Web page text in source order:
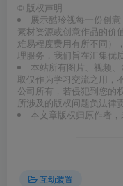
© 版权声明
展示酷珍视每一份创
素材资源或创意作品的价
难易程度费用有所不同）
理服务，我们旨在汇集优
本站所有图片、视频
取仅作为学习交流之用，
公司所有，若侵犯到您的
所涉及的版权问题负法律责
本文章版权归原作者，
互动装置